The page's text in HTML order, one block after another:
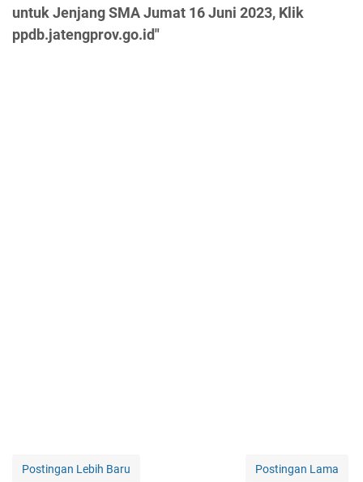
untuk Jenjang SMA Jumat 16 Juni 2023, Klik
ppdb.jatengprov.go.id"
Postingan Lebih Baru Postingan Lama